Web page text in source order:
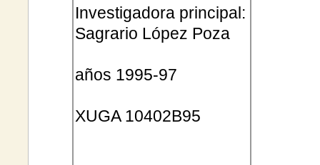
Investigadora principal:
Sagrario López Poza
años 1995-97
XUGA 10402B95